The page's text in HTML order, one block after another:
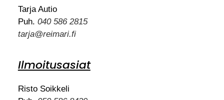
Tarja Autio
Puh. 040 586 2815
tarja@reimari.fi
Ilmoitusasiat
Risto Soikkeli